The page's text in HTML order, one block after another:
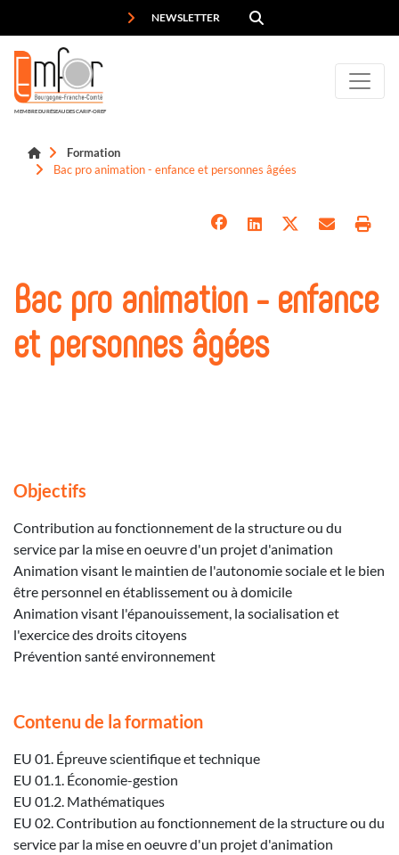
NEWSLETTER
MEMBRE DU RÉSEAU DES CARIF-OREF
Formation
Bac pro animation - enfance et personnes âgées
Bac pro animation - enfance
et personnes âgées
Objectifs
Contribution au fonctionnement de la structure ou du
service par la mise en oeuvre d'un projet d'animation
Animation visant le maintien de l'autonomie sociale et le bien
être personnel en établissement ou à domicile
Animation visant l'épanouissement, la socialisation et
l'exercice des droits citoyens
Prévention santé environnement
Contenu de la formation
EU 01. Épreuve scientifique et technique
EU 01.1. Économie-gestion
EU 01.2. Mathématiques
EU 02. Contribution au fonctionnement de la structure ou du
service par la mise en oeuvre d'un projet d'animation
Panneau de gestion des cookies